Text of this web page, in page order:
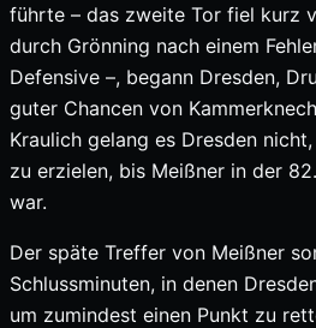
führte – das zweite Tor fiel kurz
durch Grönning nach einem
Defensive –, begann Dresden,
guter Chancen von
Kraulich gelang es Dresden
zu erzielen, bis Meißner in der
war.
Der späte Treffer von Meißner
Schlussminuten, in denen
um zumindest einen Punkt zu